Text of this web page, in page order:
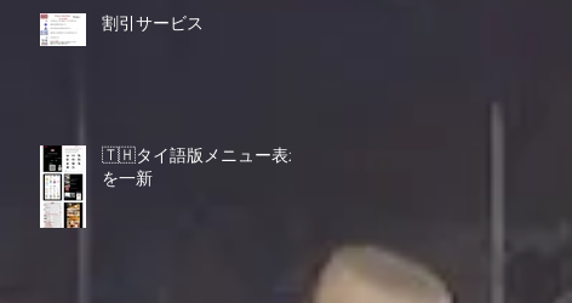
割引サービス
🇹🇭タイ語版メニュー表示
を一新